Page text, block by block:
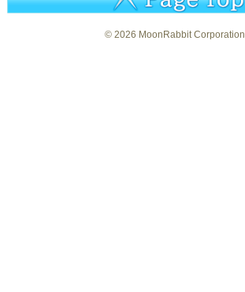
©2026 MoonRabbit Corporation.